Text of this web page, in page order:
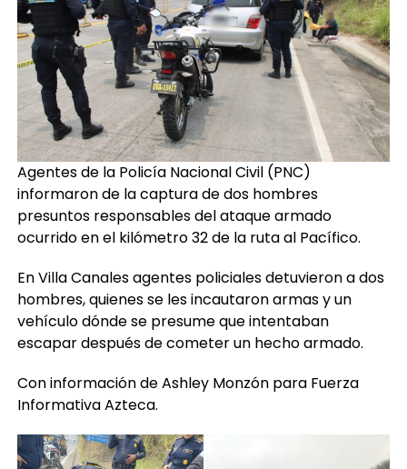
Agentes de la Policía Nacional Civil (PNC)
informaron de la captura de dos hombres
presuntos responsables del ataque armado
ocurrido en el kilómetro 32 de la ruta al Pacífico.
En Villa Canales agentes policiales detuvieron a dos
hombres, quienes se les incautaron armas y un
vehículo dónde se presume que intentaban
escapar después de cometer un hecho armado.
Con información de Ashley Monzón para Fuerza
Informativa Azteca.